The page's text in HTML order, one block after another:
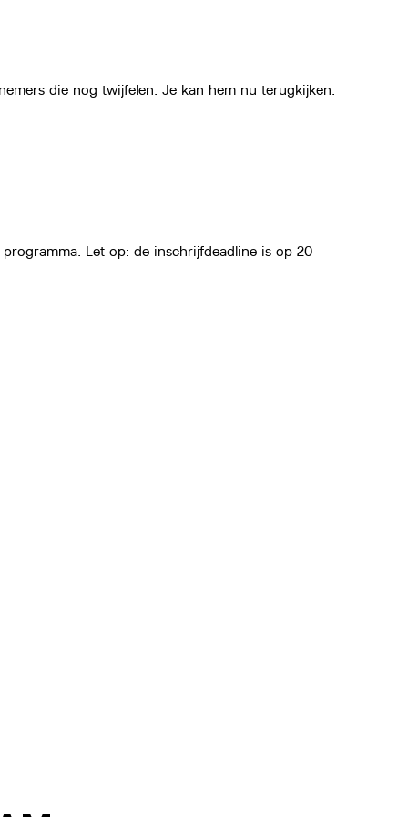
die nog twijfelen. Je kan hem nu terugkijken.
Let op: de inschrijfdeadline is op 20